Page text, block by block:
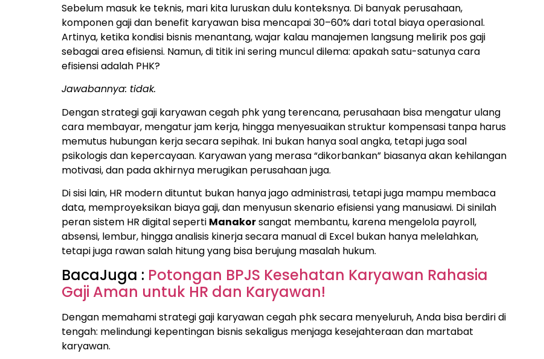
Sebelum masuk ke teknis, mari kita luruskan dulu konteksnya. Di banyak perusahaan,
komponen gaji dan benefit karyawan bisa mencapai 30–60% dari total biaya operasional.
Artinya, ketika kondisi bisnis menantang, wajar kalau manajemen langsung melirik pos gaji
sebagai area efisiensi. Namun, di titik ini sering muncul dilema: apakah satu-satunya cara
efisiensi adalah PHK?
Jawabannya: tidak.
Dengan strategi gaji karyawan cegah phk yang terencana, perusahaan bisa mengatur ulang
cara membayar, mengatur jam kerja, hingga menyesuaikan struktur kompensasi tanpa harus
memutus hubungan kerja secara sepihak. Ini bukan hanya soal angka, tetapi juga soal
psikologis dan kepercayaan. Karyawan yang merasa “dikorbankan” biasanya akan kehilangan
motivasi, dan pada akhirnya merugikan perusahaan juga.
Di sisi lain, HR modern dituntut bukan hanya jago administrasi, tetapi juga mampu membaca
data, memproyeksikan biaya gaji, dan menyusun skenario efisiensi yang manusiawi. Di sinilah
peran sistem HR digital seperti Manakorsangat membantu, karena mengelola payroll,
absensi, lembur, hingga analisis kinerja secara manual di Excel bukan hanya melelahkan,
tetapi juga rawan salah hitung yang bisa berujung masalah hukum.
BacaJuga : Potongan BPJS Kesehatan Karyawan Rahasia
Gaji Aman untuk HR dan Karyawan!
Dengan memahami strategi gaji karyawan cegah phk secara menyeluruh, Anda bisa berdiri di
tengah: melindungi kepentingan bisnis sekaligus menjaga kesejahteraan dan martabat
karyawan.